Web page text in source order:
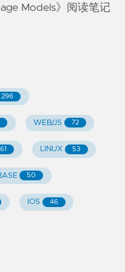
Models》阅读笔记
296
WEB/JS 72
61 LINUX 53
50
IOS 46